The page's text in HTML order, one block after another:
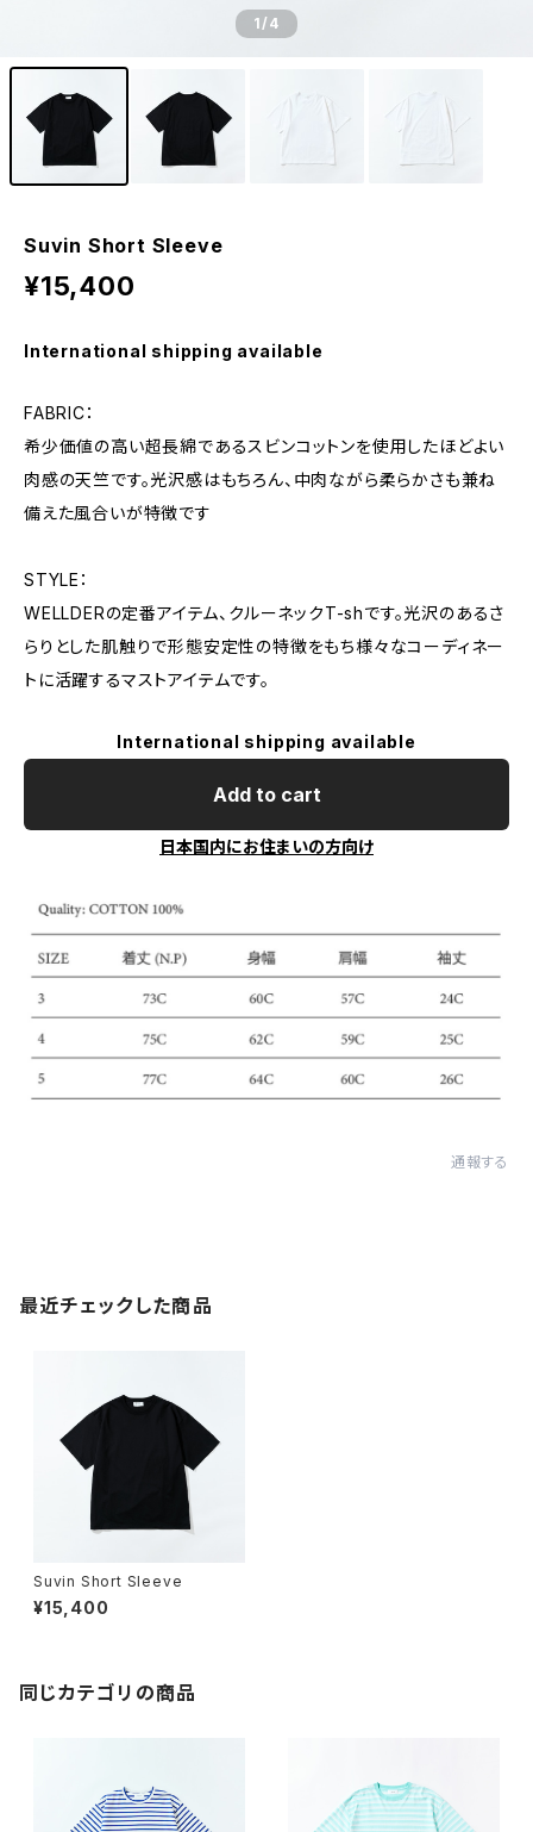
1/4
Suvin Short Sleeve
¥15,400
International shipping available
FABRIC：
希少価値の高い超長綿であるスビンコットンを使用したほどよい
肉感の天竺です。光沢感はもちろん、中肉ながら柔らかさも兼ね
備えた風合いが特徴です
STYLE：
WELLDERの定番アイテム、クルーネックT-shです。光沢のあるさ
らりとした肌触りで形態安定性の特徴をもち様々なコーディネー
トに活躍するマストアイテムです。
International shipping available
Add to cart
日本国内にお住まいの方向け
通報する
最近チェックした商品
Suvin Short Sleeve
¥15,400
同じカテゴリの商品